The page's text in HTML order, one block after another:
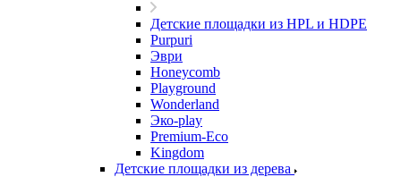
Детские площадки из HPL и HDPE
Purpuri
Эври
Honeycomb
Playground
Wonderland
Эко-play
Premium-Eco
Kingdom
Детские площадки из дерева